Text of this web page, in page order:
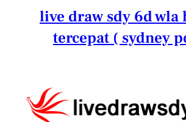
live draw sdy 6d
tercepat ( sydney